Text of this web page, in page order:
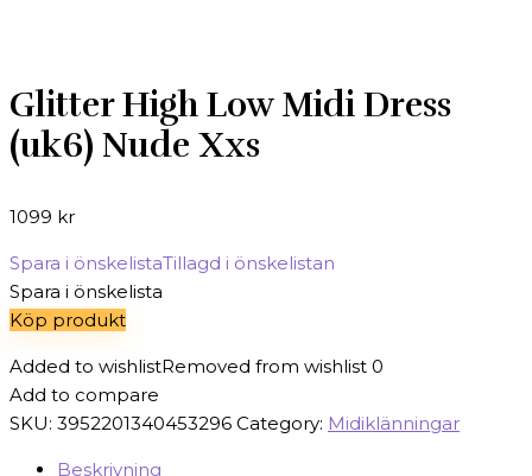
Glitter High Low Midi Dress
(uk6) Nude Xxs
1099 kr
Spara i önskelistaTillagd i önskelistan
Spara i önskelista
Köp produkt
Added to wishlistRemoved from wishlist 0
Add to compare
SKU: 3952201340453296 Category: Midiklänningar
Beskrivning